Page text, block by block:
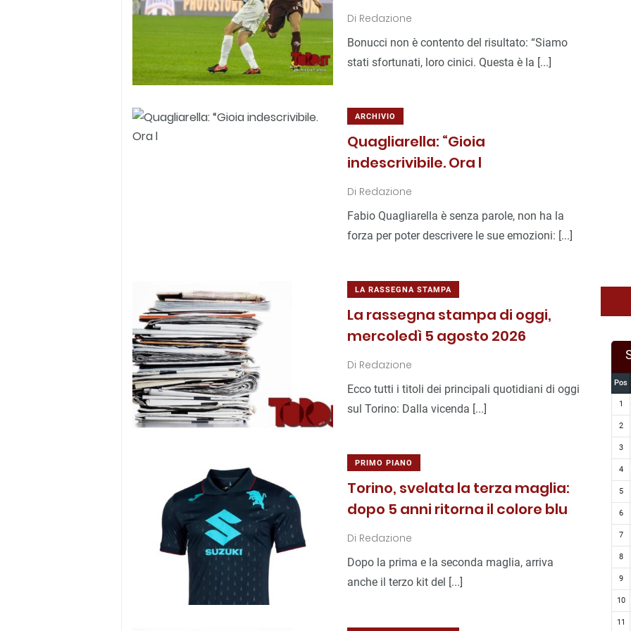
Di Redazione
Bonucci non è contento del risultato: “Siamo
stati sfortunati, loro cinici. Questa è la [...]
ARCHIVIO
Quagliarella: “Gioia
indescrivibile. Ora l
Di Redazione
Fabio Quagliarella è senza parole, non ha la
forza per poter descrivere le sue emozioni: [...]
LA RASSEGNA STAMPA
La rassegna stampa di oggi,
mercoledì 5 agosto 2026
Di Redazione
Ecco tutti i titoli dei principali quotidiani di oggi
sul Torino: Dalla vicenda [...]
PRIMO PIANO
Torino, svelata la terza maglia:
dopo 5 anni ritorna il colore blu
Di Redazione
Dopo la prima e la seconda maglia, arriva
anche il terzo kit del [...]
Pos
1
2
3
4
5
6
7
8
9
10
11